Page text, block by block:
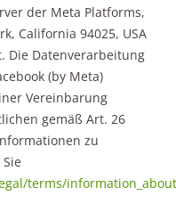
der Meta Platforms,
California 94025, USA
Die Datenverarbeitung
(by Meta)
Vereinbarung
gemäß Art. 26
zu
terms/